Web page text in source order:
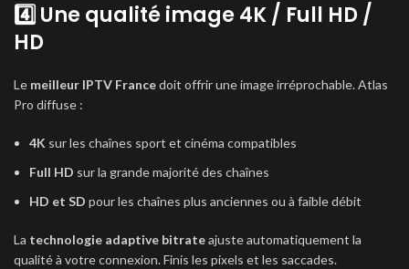
4️⃣ Une qualité image 4K / Full HD /
HD
Le meilleur IPTV Francedoit offrir une image irréprochable. Atlas
Pro diffuse :
4K sur les chaînes sport et cinéma compatibles
Full HD sur la grande majorité des chaînes
HD et SD pour les chaînes plus anciennes ou à faible débit
La technologie adaptive bitrateajuste automatiquement la
qualité à votre connexion. Finis les pixels et les saccades.